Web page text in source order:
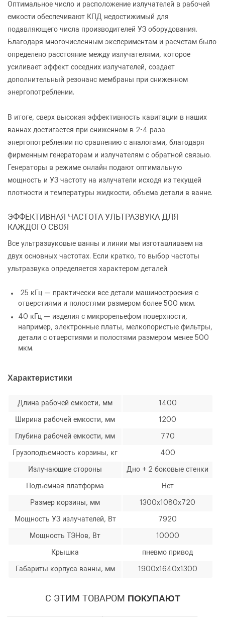
Оптимальное число и расположение излучателей в рабочей
емкости обеспечивают КПД недостижимый для
подавляющего числа производителей УЗ оборудования.
Благодаря многочисленным экспериментам и расчетам было
определено расстояние между излучателями, которое
усиливает эффект соседних излучателей, создает
дополнительный резонанс мембраны при сниженном
энергопотреблении.
В итоге, сверх высокая эффективность кавитации в наших
ваннах достигается при сниженном в 2-4 раза
энергопотреблении по сравнению с аналогами, благодаря
фирменным генераторам и излучателям с обратной связью.
Генераторы в режиме онлайн подают оптимальную
мощность и УЗ частоту на излучатели исходя из текущей
плотности и температуры жидкости, объема детали в ванне.
ЭФФЕКТИВНАЯ ЧАСТОТА УЛЬТРАЗВУКА ДЛЯ
КАЖДОГО СВОЯ
Все ультразвуковые ванны и линии мы изготавливаем на
двух основных частотах. Если кратко, то выбор частоты
ультразвука определяется характером деталей.
25 кГц — практически все детали машиностроения с
отверстиями и полостями размером более 500 мкм.
40 кГц — изделия с микрорельефом поверхности,
например, электронные платы, мелкопористые фильтры,
детали с отверстиями и полостями размером менее 500
мкм.
Характеристики
Длина рабочей емкости, мм 1400
Ширина рабочей емкости, мм 1200
Глубина рабочей емкости, мм 770
Грузоподъемность корзины, кг 400
Излучающие стороны Дно + 2 боковые стенки
Подъемная платформа Нет
Размер корзины, мм 1300х1080х720
Мощность УЗ излучателей, Вт 7920
Мощность ТЭНов, Вт 10000
Крышка пневмо привод
Габариты корпуса ванны, мм 1900х1640х1300
С ЭТИМ ТОВАРОМ ПОКУПАЮТ
-Уменьшить
на
еденицу
+Увеличить
на
еденицу
Я согласен с условиямиобработки
персональных данных
Отправить
Я согласен с условиямиобработки
персональных данных
Отправить